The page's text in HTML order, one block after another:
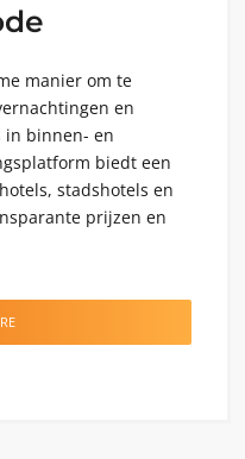
manier om te
en
in binnen- en
biedt een
stadshotels en
prijzen en